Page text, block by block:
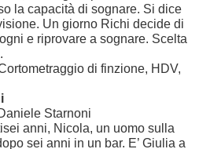
la capacità di sognare. Si dice
Un giorno Richi decide di
e riprovare a sognare. Scelta
di finzione, HDV,
Starnoni
anni, Nicola, un uomo sulla
sei anni in un bar. E’ Giulia a